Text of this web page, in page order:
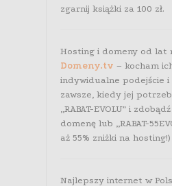
zgarnij książki za 100 zł.
Hosting i domeny od lat
Domeny.tv – kocham
indywidualne podejście i
zawsze, kiedy jej
„RABAT-EVOLU” i
domenę lub „RABAT-
aż 55% zniżki na hosting!)
Najlepszy internet w